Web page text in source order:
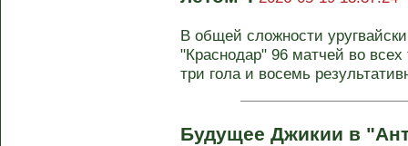
В общей сложности
"Краснодар" 96 матчей во
три гола и восемь
Будущее Джикии в